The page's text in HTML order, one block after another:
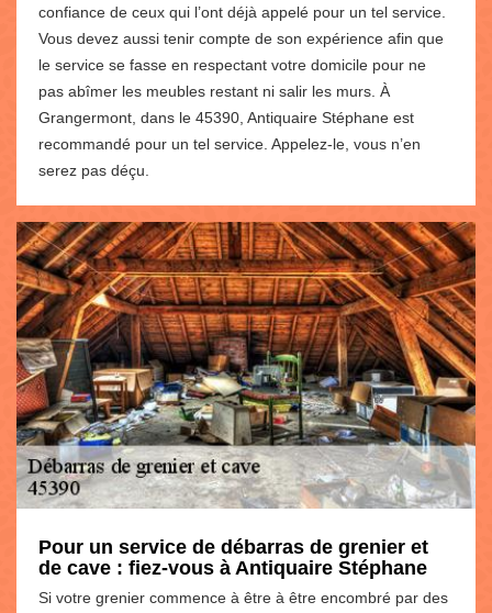
confiance de ceux qui l’ont déjà appelé pour un tel service.
Vous devez aussi tenir compte de son expérience afin que
le service se fasse en respectant votre domicile pour ne
pas abîmer les meubles restant ni salir les murs. À
Grangermont, dans le 45390, Antiquaire Stéphane est
recommandé pour un tel service. Appelez-le, vous n’en
serez pas déçu.
Pour un service de débarras de grenier et
de cave : fiez-vous à Antiquaire Stéphane
Si votre grenier commence à être à être encombré par des